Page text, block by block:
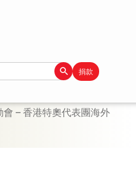
Search Button
捐款
– 香港特奧代表團海外